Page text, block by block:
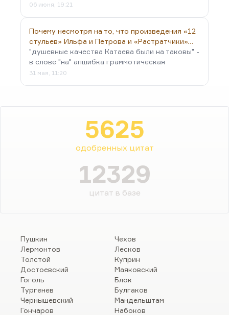
06 июня, 19:21
Почему несмотря на то, что произведения «12
стульев» Ильфа и Петрова и «Растратчики»…
"душевные качества Катаева были на таковы" -
в слове "на" апшибка граммотическая
31 мая, 11:20
5625
одобренных цитат
12329
цитат в базе
Пушкин
Лермонтов
Толстой
Достоевский
Гоголь
Тургенев
Чернышевский
Гончаров
Чехов
Лесков
Куприн
Маяковский
Блок
Булгаков
Мандельштам
Набоков